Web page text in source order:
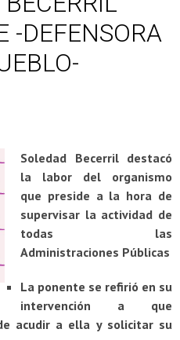
-DEFENSORA
Soledad Becerril destacó
la labor del organismo
que preside a la hora de
supervisar la actividad de
todas las
Administraciones Públicas
La ponente se refirió en su
intervención a que
acudir a ella y solicitar su